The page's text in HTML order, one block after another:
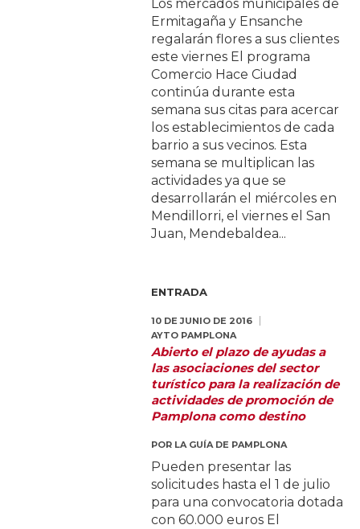
Los mercados municipales de
Ermitagaña y Ensanche
regalarán flores a sus clientes
este viernes El programa
Comercio Hace Ciudad
continúa durante esta
semana sus citas para acercar
los establecimientos de cada
barrio a sus vecinos. Esta
semana se multiplican las
actividades ya que se
desarrollarán el miércoles en
Mendillorri, el viernes el San
Juan, Mendebaldea...
ENTRADA
10 DE JUNIO DE 2016
AYTO PAMPLONA
Abierto el plazo de ayudas a
las asociaciones del sector
turístico para la realización de
actividades de promoción de
Pamplona como destino
POR LA GUÍA DE PAMPLONA
Pueden presentar las
solicitudes hasta el 1 de julio
para una convocatoria dotada
con 60.000 euros El